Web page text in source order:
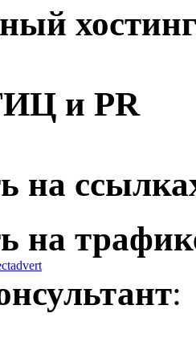
и PR
на
на
: